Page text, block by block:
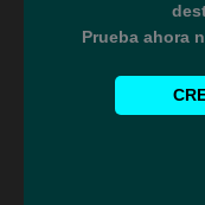
Prueba ahora